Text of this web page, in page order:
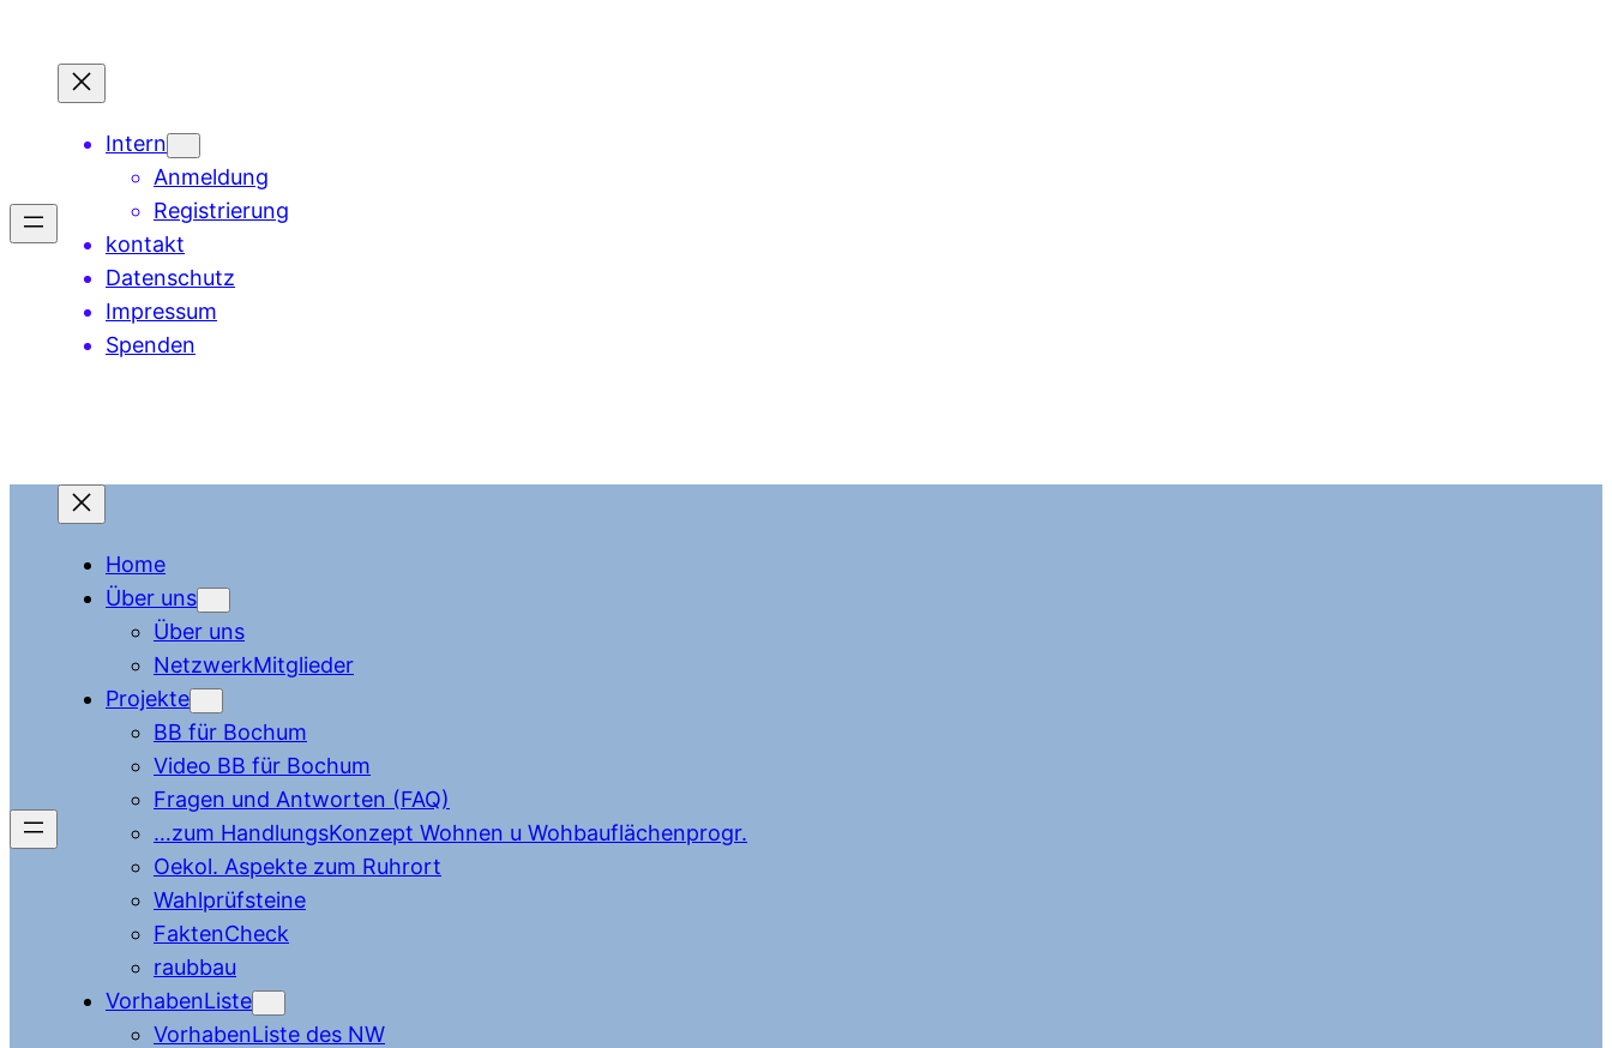
Inhalt
springen
Intern
Anmeldung
Registrierung
kontakt
Datenschutz
Impressum
Spenden
Home
Über uns
Über uns
NetzwerkMitglieder
Projekte
BB für Bochum
Video BB für Bochum
Fragen und Antworten (FAQ)
…zum HandlungsKonzept Wohnen u Wohbauflächenprogr.
Oekol. Aspekte zum Ruhrort
Wahlprüfsteine
FaktenCheck
raubbau
VorhabenListe
VorhabenListe des NW